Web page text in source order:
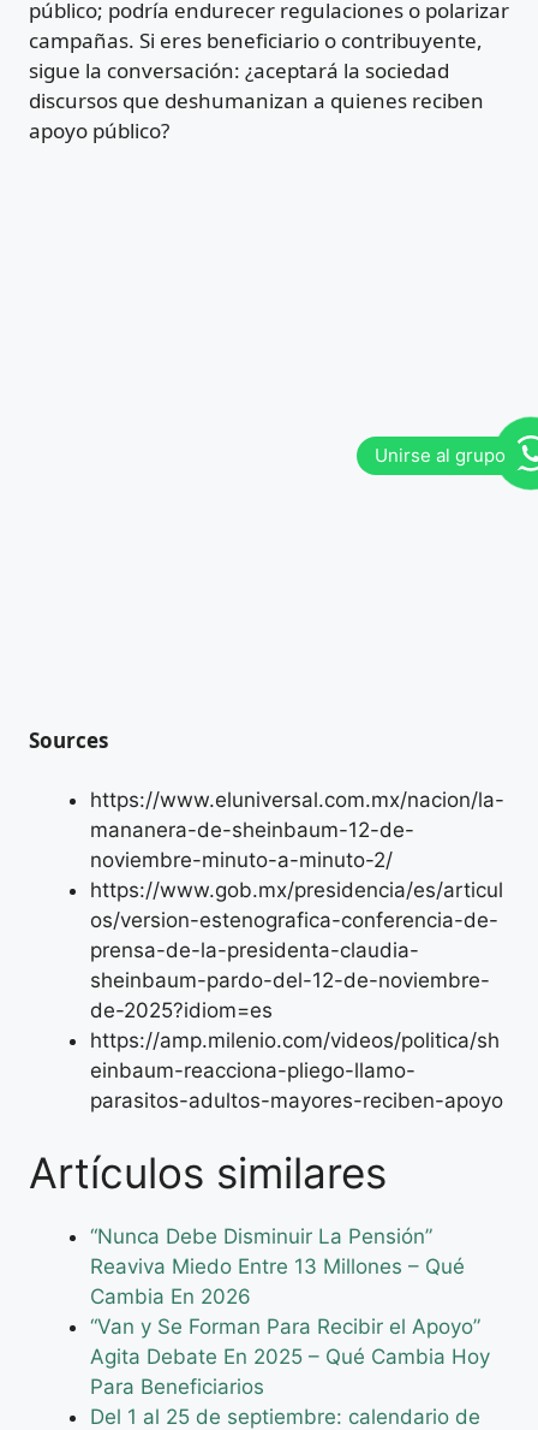
público; podría endurecer regulaciones o polarizar
campañas. Si eres beneficiario o contribuyente,
sigue la conversación: ¿aceptará la sociedad
discursos que deshumanizan a quienes reciben
apoyo público?
Sources
https://www.eluniversal.com.mx/nacion/la-
mananera-de-sheinbaum-12-de-
noviembre-minuto-a-minuto-2/
https://www.gob.mx/presidencia/es/articul
os/version-estenografica-conferencia-de-
prensa-de-la-presidenta-claudia-
sheinbaum-pardo-del-12-de-noviembre-
de-2025?idiom=es
https://amp.milenio.com/videos/politica/sh
einbaum-reacciona-pliego-llamo-
parasitos-adultos-mayores-reciben-apoyo
Artículos similares
“Nunca Debe Disminuir La Pensión”
Reaviva Miedo Entre 13 Millones – Qué
Cambia En 2026
“Van y Se Forman Para Recibir el Apoyo”
Agita Debate En 2025 – Qué Cambia Hoy
Para Beneficiarios
Del 1 al 25 de septiembre: calendario de